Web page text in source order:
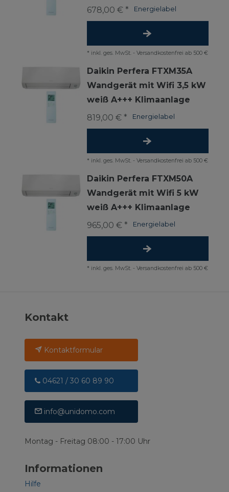
Energielabel
678,00 € *
* inkl. ges. MwSt. - Versandkostenfrei ab 500 €
Daikin Perfera FTXM35A
Wandgerät mit Wifi 3,5 kW
weiß A+++ Klimaanlage
Energielabel
819,00 € *
* inkl. ges. MwSt. - Versandkostenfrei ab 500 €
Daikin Perfera FTXM50A
Wandgerät mit Wifi 5 kW
weiß A+++ Klimaanlage
Energielabel
965,00 € *
* inkl. ges. MwSt. - Versandkostenfrei ab 500 €
Kontakt
Kontaktformular
04621 / 30 60 89 90
info@unidomo.com
Montag - Freitag 08:00 - 17:00 Uhr
Informationen
Hilfe